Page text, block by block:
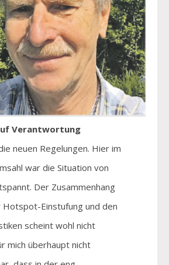
Verantwortung
neuen Regelungen. Hier im
war die Situation von
Der Zusammenhang
Hotspot-Einstufung und den
scheint wohl nicht
mich überhaupt nicht